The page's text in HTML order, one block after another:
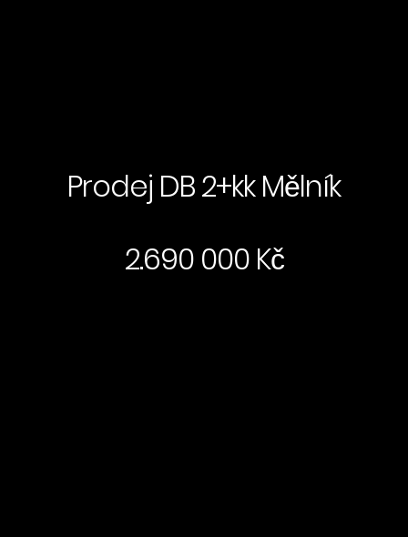
Prodej DB 2+kk Mělník
2.690 000 Kč